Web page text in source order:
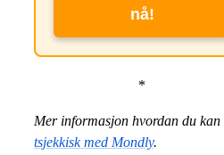
nå!
*
Mer informasjon hvordan du kan
tsjekkisk med Mondly.